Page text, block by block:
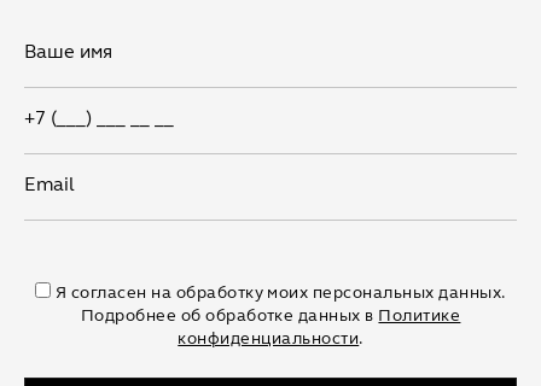
Я согласен на обработку моих персональных данных.
Подробнее об обработке данных в Политике
конфиденциальности.